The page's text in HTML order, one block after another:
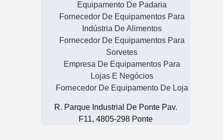
Equipamento De Padaria
Fornecedor De Equipamentos Para
Indústria De Alimentos
Fornecedor De Equipamentos Para
Sorvetes
Empresa De Equipamentos Para
Lojas E Negócios
Fornecedor De Equipamento De Loja
R. Parque Industrial De Ponte Pav.
F11, 4805-298 Ponte